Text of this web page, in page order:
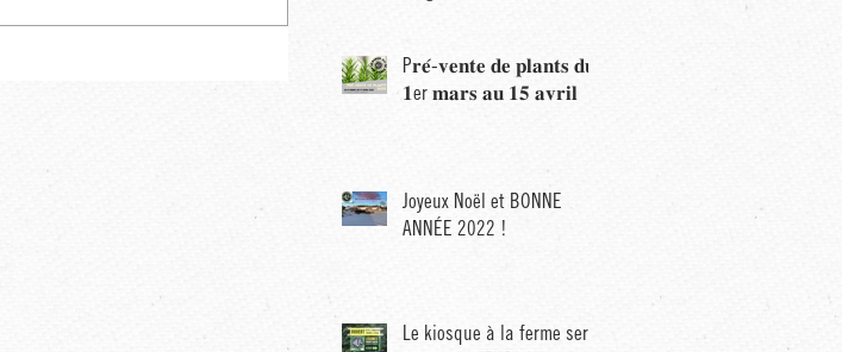
P𝐫𝐞́-𝐯𝐞𝐧𝐭𝐞 𝐝𝐞 𝐩𝐥𝐚𝐧𝐭𝐬 𝐝𝐮
𝟏er 𝐦𝐚𝐫𝐬 𝐚𝐮 𝟏𝟓 𝐚𝐯𝐫𝐢𝐥
Joyeux Noël et BONNE
ANNÉE 2022 !
Le kiosque à la ferme sera